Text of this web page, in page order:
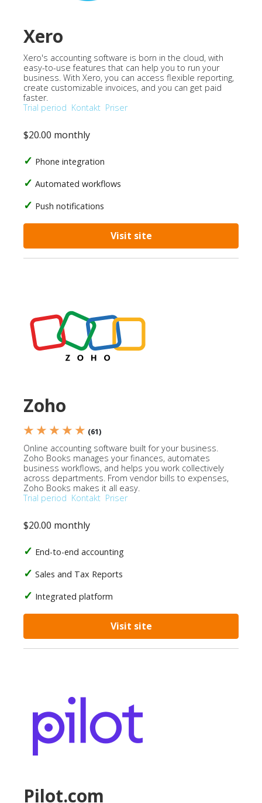
Xero
Xero's accounting software is born in the cloud, with
easy-to-use features that can help you to run your
business. With Xero, you can access flexible reporting,
create customizable invoices, and you can get paid
faster.
Trial period Kontakt Priser
$20.00 monthly
Phone integration
Automated workflows
Push notifications
Visit site
Zoho
★ ★ ★ ★ ★ (61)
Online accounting software built for your business.
Zoho Books manages your finances, automates
business workflows, and helps you work collectively
across departments. From vendor bills to expenses,
Zoho Books makes it all easy.
Trial period Kontakt Priser
$20.00 monthly
End-to-end accounting
Sales and Tax Reports
Integrated platform
Visit site
Pilot.com